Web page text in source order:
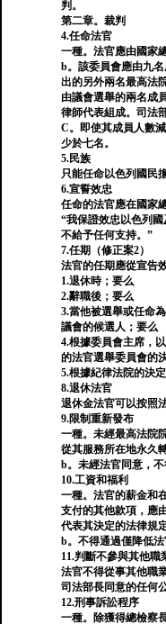
判。
第二章。裁判
4.任命法官
一種。法官應由國家
b。該委員會應由九
出的另外兩名最高法
由議會選舉的兩名成
律師代表組成。司法
C。即使其成員人數
少於七名。
5.民族
只能任命以色列國民
6.宣誓效忠
任命的法官應在國家
“我保證效忠以色列
不給予任何支持。”
7.任期（修正案2）
法官的任期應從宣告
1.退休時；要么
2.辭職後；要么
3.當他被選舉或任命
議會的候選人；要么
4.根據委員會主席，
的法官選舉委員會的
5.根據紀律法院的決定
8.退休法官
退休金法官可以按照
9.限制重新發布
一種。未經最高法院
從其服務所在地永久
b。未經法官同意，不
10.工資和福利
一種。法官的薪金和
支付的其他款項，應
代表其決定的法律規定
b。不得通過僅降低法
11.判斷不參與其他職
法官不得從事其他職
司法部長同意的任何
12.刑事訴訟程序
一種。除獲得總檢察